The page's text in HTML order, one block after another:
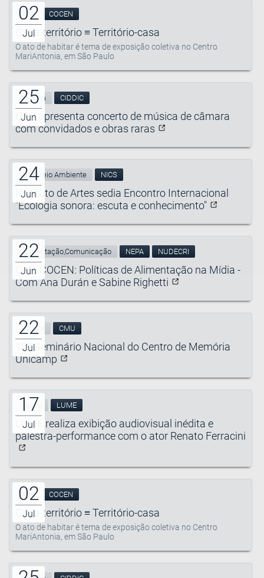
02
Jul
Arte COCEN
Casa-território ≡ Território-casa
O ato de habitar é tema de exposição coletiva no Centro
MariAntonia, em São Paulo
25
Jun
Música CIDDIC
OSU apresenta concerto de música de câmara
com convidados e obras raras
24
Jun
Arte,Meio Ambiente NICS
Instituto de Artes sedia Encontro Internacional
"Ecologia sonora: escuta e conhecimento"
22
Jun
Alimentação,Comunicação NEPA NUDECRI
Café COCEN: Políticas de Alimentação na Mídia -
Com Ana Durán e Sabine Righetti
22
Jul
Cultura CMU
12º Seminário Nacional do Centro de Memória
Unicamp
17
Jul
Teatro LUME
LUME realiza exibição audiovisual inédita e
palestra-performance com o ator Renato Ferracini
02
Jul
Arte COCEN
Casa-território ≡ Território-casa
O ato de habitar é tema de exposição coletiva no Centro
MariAntonia, em São Paulo